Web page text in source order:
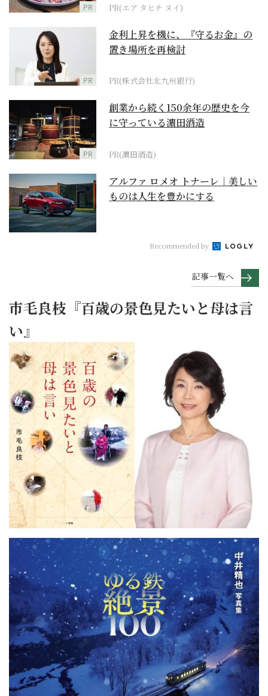
PR PR(エア タヒチ ヌイ)
PR
金利上昇を機に、『守るお金』の
置き場所を再検討
PR(株式会社北九州銀行)
PR
創業から続く150余年の歴史を今
に守っている濵田酒造
PR(濵田酒造)
アルファ ロメオ トナーレ｜美しい
ものは人生を豊かにする
Recommended by
記事一覧へ
市毛良枝『百歳の景色見たいと母は言
い』